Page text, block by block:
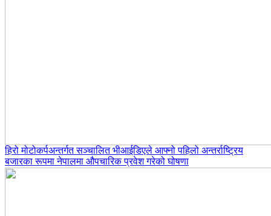
हिरो मोटोकर्पअन्तर्गत सञ्चालित भीआईडिएले आफ्नो पहिलो अन्तर्राष्ट्रिय
बजारका रूपमा नेपालमा औपचारिक प्रवेश गरेको घोषणा